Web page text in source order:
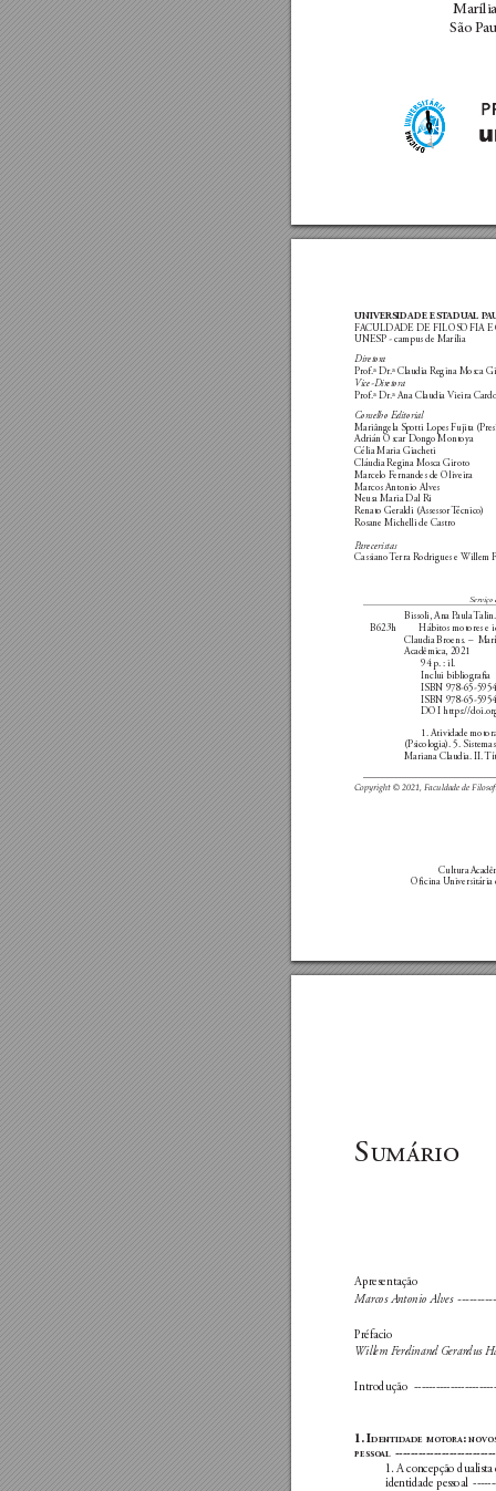
Ma
São P
UNIVERSIDADE ESTADUAL PA
FACULDADE DE FILOSOFIA E
UNESP - campus de Marília
Diretora
Prof.ª Dr.ª Claudia Regina Mosca
Vice-Diretora
Prof.ª Dr.ª Ana Claudia Vieira Car
Cultura A
Ocina Universitária
Copyright © 2021, Faculdade de
Bissoli, Ana Paula T
B623h
Hábitos motores e
Claudia Broens. –  M
Acadêmica, 2021
94 p. : il.
Inclui bibliograa
ISBN 978-65-
ISBN 978-65-
DOI https://
1. Atividade
(Psicologia). 5.
Mariana Claudia. II.
Conselho Editorial
Mariângela Spotti Lopes Fujita (P
Adrián Oscar Dongo Montoya
Célia Maria Giacheti
Cláudia Regina Mosca Giroto
Marcelo Fernandes de Oliveira
Marcos Antonio Alves
Neusa Maria Dal Ri
Renato Geraldi (Assessor Técnico)
Rosane Michelli de Castro
Pareceristas
Cassiano Terra Rodrigues e Willem
S
Apresentação
Marcos Antonio Alves
Préfacio
Willem Ferdinand Gerardus H
Introdução
1. IdentIdade motora:
pessoal
1. A concepção dualista
identidade pessoal